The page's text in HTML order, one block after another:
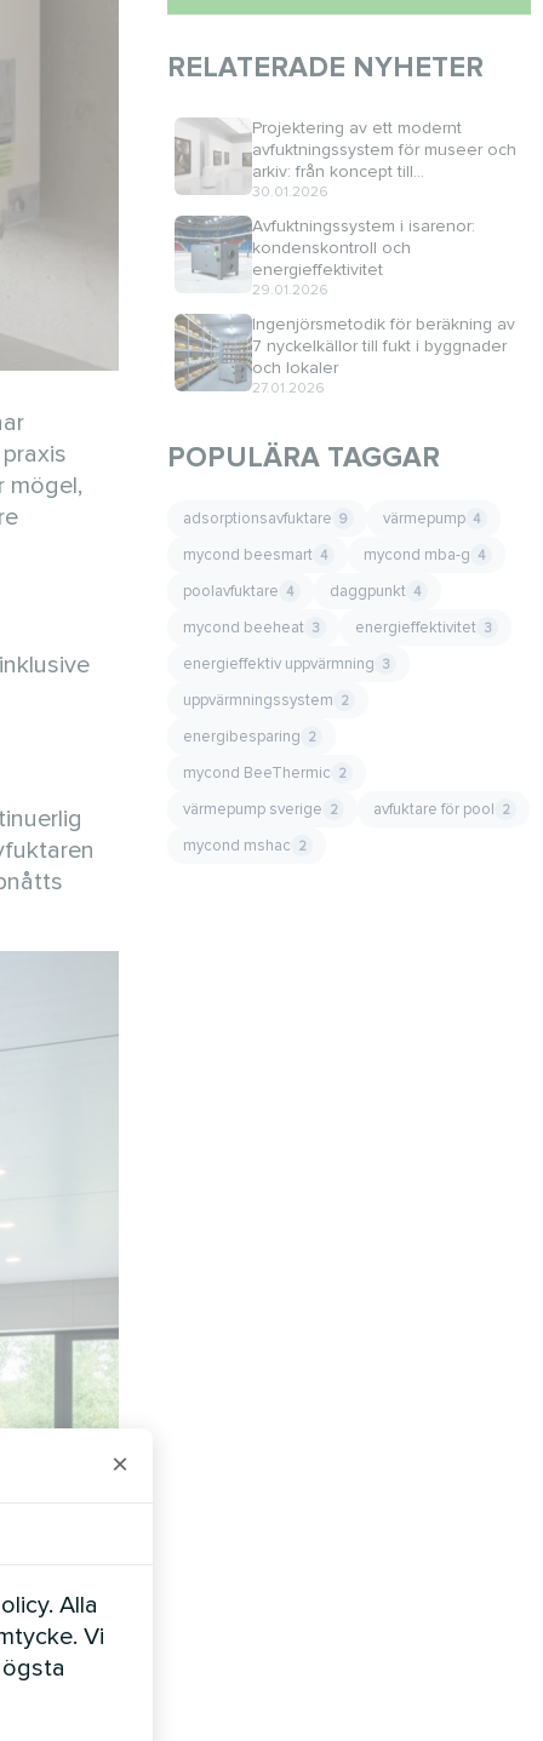
mögel,
RELATERADE NYHETER
Projektering av ett modernt
avfuktningssystem för museer och
arkiv: från koncept till
implementering
30.01.2026
Avfuktningssystem i isarenor:
kondenskontroll och
energieffektivitet
29.01.2026
Ingenjörsmetodik för beräkning av
7 nyckelkällor till fukt i byggnader
och lokaler
27.01.2026
POPULÄRA TAGGAR
adsorptionsavfuktare 9 värmepump 4
mycond beesmart 4 mycond mba-g 4
poolavfuktare 4 daggpunkt 4
mycond beeheat 3 energieffektivitet 3
energieffektiv uppvärmning 3
uppvärmningssystem 2
energibesparing 2
mycond BeeThermic 2
värmepump sverige 2 avfuktare för pool 2
mycond mshac 2
×
Alla
Vi